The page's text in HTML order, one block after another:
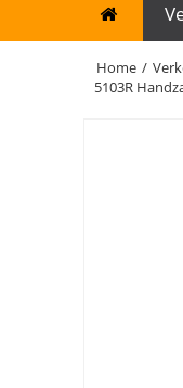
Home /
5103R